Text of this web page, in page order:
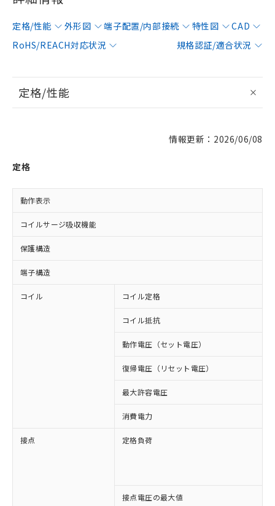
定格/性能 外形図 端子配置/内部接続 特性図
CAD
RoHS/REACH対応状況
規格認証/適合状況
定格/性能
情報更新：2026/06/08
定格
動作表示
コイルサージ吸収機能
保護構造
端子構造
コイル コイル定格
コイル抵抗
動作電圧（セット電圧）
復帰電圧（リセット電圧）
最大許容電圧
消費電力
接点 定格負荷
接点電圧の最大値